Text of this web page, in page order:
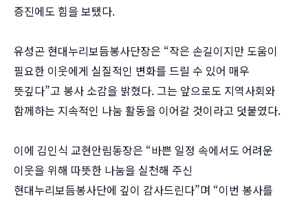
증진에도 힘을 보탰다.
유성곤 현대누리보듬봉사단장은 “작은 손길이지만 도움이
필요한 이웃에게 실질적인 변화를 드릴 수 있어 매우
뜻깊다”고 봉사 소감을 밝혔다. 그는 앞으로도 지역사회와
함께하는 지속적인 나눔 활동을 이어갈 것이라고 덧붙였다.
이에 김인식 교현안림동장은 “바쁜 일정 속에서도 어려운
이웃을 위해 따뜻한 나눔을 실천해 주신
현대누리보듬봉사단에 깊이 감사드린다”며 “이번 봉사를